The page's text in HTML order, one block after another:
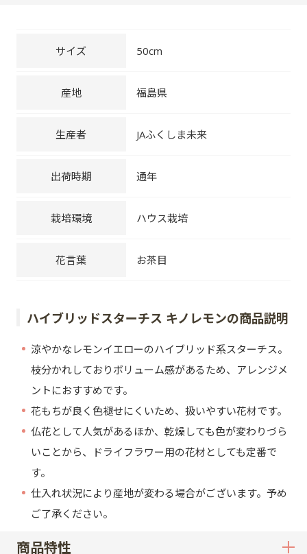
商品特性
サイズ 50cm
産地 福島県
生産者 JAふくしま未来
出荷時期 通年
栽培環境 ハウス栽培
花言葉 お茶目
ハイブリッドスターチス キノレモンの商品説明
涼やかなレモンイエローのハイブリッド系スターチス。
枝分かれしておりボリューム感があるため、アレンジメ
ントにおすすめです。
花もちが良く色褪せにくいため、扱いやすい花材です。
仏花として人気があるほか、乾燥しても色が変わりづら
いことから、ドライフラワー用の花材としても定番で
す。
仕入れ状況により産地が変わる場合がございます。予め
ご了承ください。